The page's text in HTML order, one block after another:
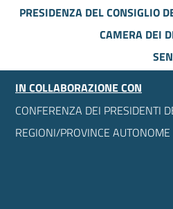
PRESIDENZA DEL CONSIGLIO
CAMERA DEI
IN COLLABORAZIONE CON
CONFERENZA DEI PRESIDENTI
REGIONI/PROVINCE AUTONOME